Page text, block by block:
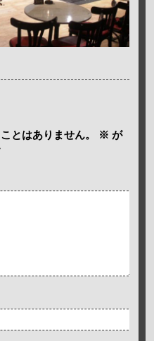
とはありません。 ※ が